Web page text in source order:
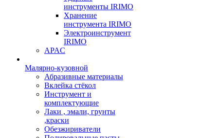
инструменты IRIMO
Хранение
инструмента IRIMO
Электроинструмент
IRIMO
APAC
Малярно-кузовной
Абразивные материалы
Вклейка стёкол
Инструмент и
комплектующие
Лаки , эмали, грунты
,краски
Обезжириватели